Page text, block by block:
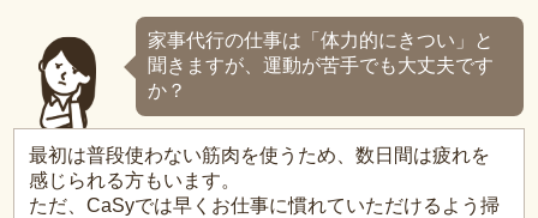
家事代行の仕事は「体力的にきつい」と
聞きますが、運動が苦手でも大丈夫です
か？
最初は普段使わない筋肉を使うため、数日間は疲れを
感じられる方もいます。
ただ、CaSyでは早くお仕事に慣れていただけるよう掃